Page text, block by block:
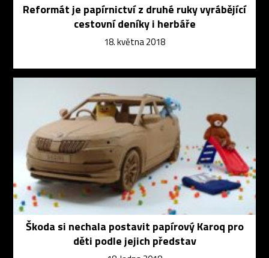
Reformát je papírnictví z druhé ruky vyrábějící
cestovní deníky i herbáře
18. května 2018
Škoda si nechala postavit papírový Karoq pro
děti podle jejich představ